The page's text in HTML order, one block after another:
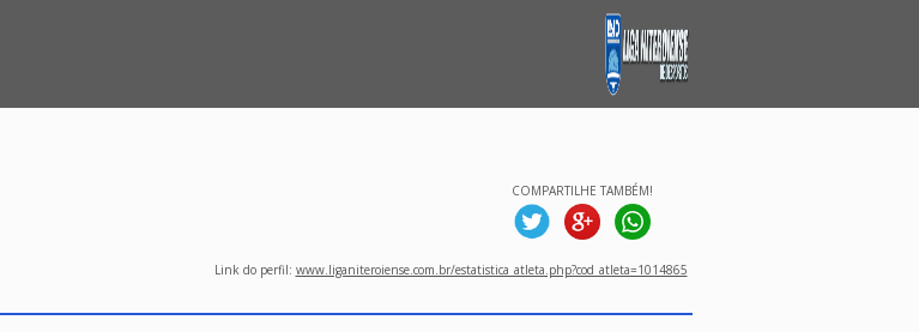
COMPARTILHE TAMBÉM!
Link do perfil: www.liganiteroiense.com.br/estatistica_atleta.php?cod_atleta=1014865